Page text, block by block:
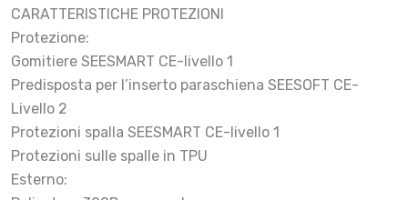
CARATTERISTICHE PROTEZIONI
Protezione:
Gomitiere SEESMART CE-livello 1
Predisposta per l’inserto paraschiena SEESOFT CE-
Livello 2
Protezioni spalla SEESMART CE-livello 1
Protezioni sulle spalle in TPU
Esterno: